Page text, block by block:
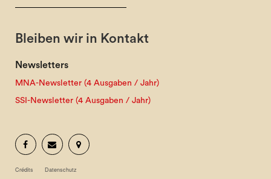
Bleiben wir in Kontakt
Newsletters
MNA-Newsletter (4 Ausgaben / Jahr)
SSI-Newsletter (4 Ausgaben / Jahr)
Crédits Datenschutz